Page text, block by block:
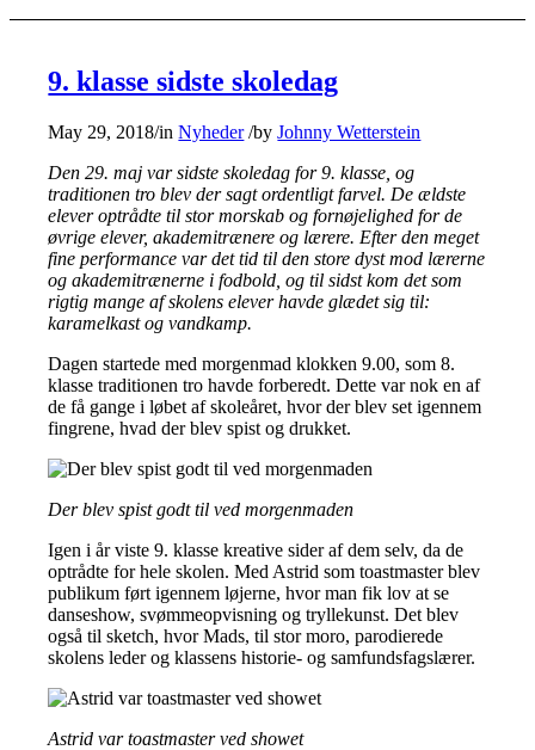
9. klasse sidste skoledag
May 29, 2018/inNyheder /byJohnny Wetterstein
Den 29. maj var sidste skoledag for 9. klasse, og
traditionen tro blev der sagt ordentligt farvel. De ældste
elever optrådte til stor morskab og fornøjelighed for de
øvrige elever, akademitrænere og lærere. Efter den meget
fine performance var det tid til den store dyst mod lærerne
og akademitrænerne i fodbold, og til sidst kom det som
rigtig mange af skolens elever havde glædet sig til:
karamelkast og vandkamp.
Dagen startede med morgenmad klokken 9.00, som 8.
klasse traditionen tro havde forberedt. Dette var nok en af
de få gange i løbet af skoleåret, hvor der blev set igennem
fingrene, hvad der blev spist og drukket.
Der blev spist godt til ved morgenmaden
Igen i år viste 9. klasse kreative sider af dem selv, da de
optrådte for hele skolen. Med Astrid som toastmaster blev
publikum ført igennem løjerne, hvor man fik lov at se
danseshow, svømmeopvisning og tryllekunst. Det blev
også til sketch, hvor Mads, til stor moro, parodierede
skolens leder og klassens historie- og samfundsfagslærer.
Astrid var toastmaster ved showet